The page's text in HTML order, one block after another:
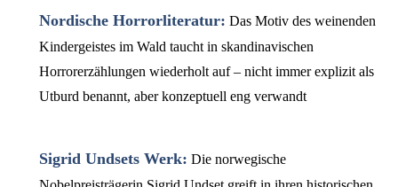
Nordische Horrorliteratur: Das Motiv des weinenden
Kindergeistes im Wald taucht in skandinavischen
Horrorerzählungen wiederholt auf – nicht immer explizit als
Utburd benannt, aber konzeptuell eng verwandt
Sigrid Undsets Werk: Die norwegische